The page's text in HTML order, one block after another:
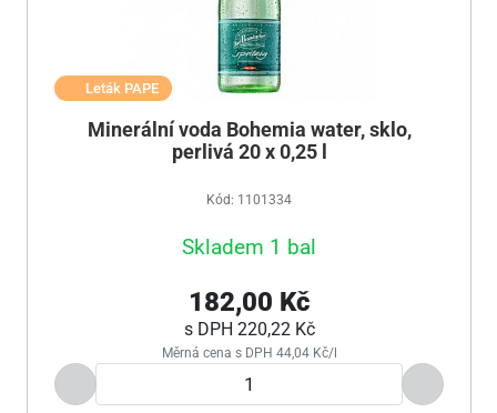
Leták PAPE
Minerální voda Bohemia water, sklo,
perlivá 20 x 0,25 l
Kód: 1101334
Skladem 1 bal
182,00 Kč
s DPH 220,22 Kč
Měrná cena s DPH 44,04 Kč/l